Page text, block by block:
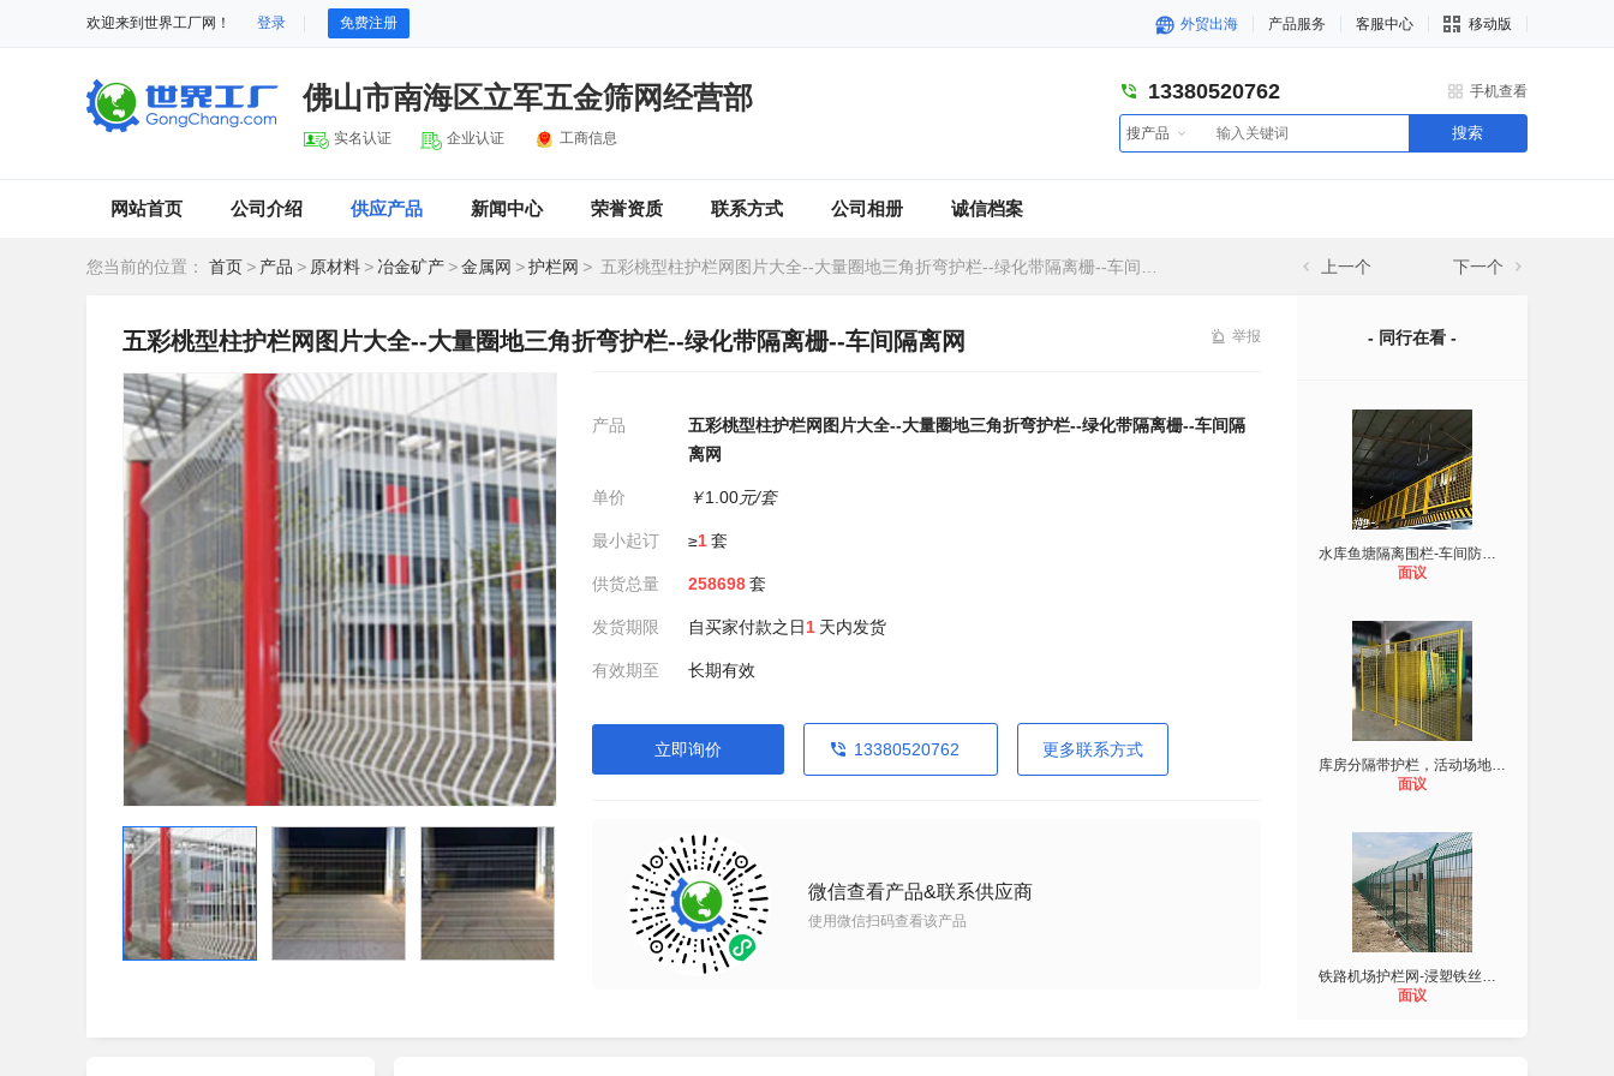
欢迎来到世界工厂网！ 登录 免费注册 外贸出海 产品服务 客服中心 移动版
佛山市南海区立军五金筛网经营部
实名认证 企业认证 工商信息
13380520762 手机查看
搜产品 搜索
网站首页 公司介绍 供应产品 新闻中心 荣誉资质 联系方式 公司相册 诚信档案
您当前的位置： 首页 > 产品 > 原材料 > 冶金矿产 >金属网 >护栏网 > 五彩桃型柱护栏网图片大全--大量圈地三角折弯护栏--绿化带隔离栅--车间隔离网 上一个 下一个
五彩桃型柱护栏网图片大全--大量圈地三角折弯护栏--绿化带隔离栅--车间隔离网 举报
产品
五彩桃型柱护栏网图片大全--大量圈地三角折弯护栏--绿化带隔离栅--车间隔
离网
单价 ￥1.00元/套
最小起订 ≥1套
供货总量 258698套
发货期限 自买家付款之日1 天内发货
有效期至 长期有效
立即询价 13380520762 更多联系方式
微信查看产品&联系供应商
使用微信扫码查看该产品
- 同行在看 -
水库鱼塘隔离围栏-车间防护隔离网-佛
面议
库房分隔带护栏，活动场地分隔护栏网
面议
铁路机场护栏网-浸塑铁丝网-高架桥铁
面议